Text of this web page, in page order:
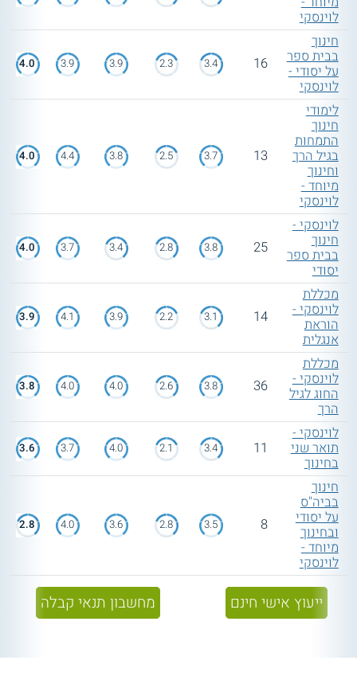
לוינסקי
חינוך
בבית ספר
על יסודי -
לוינסקי
16
3.4
2.3
3.9
3.9
4.0
לימודי
חינוך
התמחות
בגיל הרך
וחינוך
מיוחד -
לוינסקי
13
3.7
2.5
3.8
4.4
4.0
לוינסקי -
חינוך
בבית ספר
יסודי
25
3.8
2.8
3.4
3.7
4.0
מכללת
לוינסקי -
הוראת
אנגלית
14
3.1
2.2
3.9
4.1
3.9
מכללת
לוינסקי -
החוג לגיל
הרך
36
3.8
2.6
4.0
4.0
3.8
לוינסקי -
תואר שני
בחינוך
11
3.4
2.1
4.0
3.7
3.6
חינוך
בביה"ס
על יסודי
ובחינוך
מיוחד -
לוינסקי
8
3.5
2.8
3.6
4.0
2.8
ייעוץ אישי חינם מחשבון תנאי קבלה